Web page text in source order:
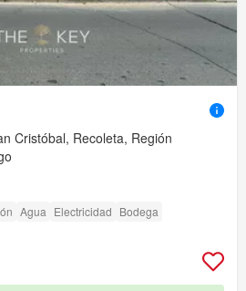
Cristóbal, Recoleta, Región
Agua Electricidad Bodega